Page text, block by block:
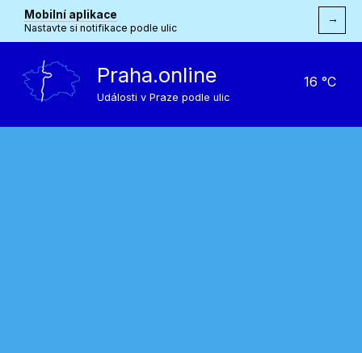
Mobilní aplikace
Nastavte si notifikace podle ulic
→
Praha.online
Události v Praze podle ulic
16 °C